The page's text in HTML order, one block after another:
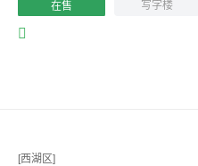
在售 写字楼
[西湖区]